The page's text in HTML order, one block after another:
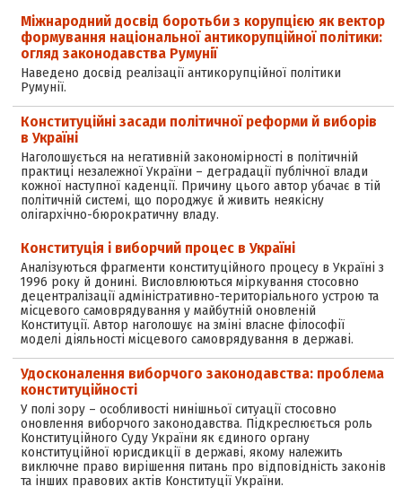
Міжнародний досвід боротьби з корупцією як вектор
формування національної антикорупційної політики:
огляд законодавства Румунії
Наведено досвід реалізації антикорупційної політики
Румунії.
Конституційні засади політичної реформи й виборів
в Україні
Наголошується на негативній закономірності в політичній
практиці незалежної України – деградації публічної влади
кожної наступної каденції. Причину цього автор убачає в тій
політичній системі, що породжує й живить неякісну
олігархічно-бюрократичну владу.
Конституція і виборчий процес в Україні
Аналізуються фрагменти конституційного процесу в Україні з
1996 року й донині. Висловлюються міркування стосовно
децентралізації адміністративно-територіального устрою та
місцевого самоврядування у майбутній оновленій
Конституції. Автор наголошує на зміні власне філософії
моделі діяльності місцевого самоврядування в державі.
Удосконалення виборчого законодавства: проблема
конституційності
У полі зору – особливості нинішньої ситуації стосовно
оновлення виборчого законодавства. Підкреслюється роль
Конституційного Суду України як єдиного органу
конституційної юрисдикції в державі, якому належить
виключне право вирішення питань про відповідність законів
та інших правових актів Конституції України.